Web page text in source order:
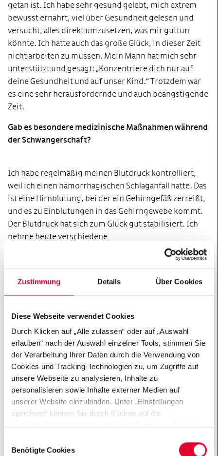
Zustimmung Details Über Cookies
Diese Webseite verwendet Cookies
Durch Klicken auf „Alle zulassen“ oder auf „Auswahl
erlauben“ nach der Auswahl einzelner Tools, stimmen Sie
der Verarbeitung Ihrer Daten durch die Verwendung von
Cookies und Tracking-Technologien zu, um Zugriffe auf
unsere Webseite zu analysieren, Inhalte zu
personalisieren sowie Inhalte externer Medien auf
unserer Website einzubinden. Unter „Einstellungen
speichern“ können Sie durch Klicken auf die
untersagen oder keine Einwilligung erteilen. Sie können
Benötigte Cookies
getan ist. Ich habe sehr gesund gelebt, mich extrem
bewusst ernährt, viel über Gesundheit gelesen und
versucht, alles direkt umzusetzen, was mir guttun
könnte. Ich hatte auch das große Glück, in dieser Zeit
nicht arbeiten zu müssen. Mein Mann hat mich sehr
unterstützt und gesagt: „Konzentriere dich nur auf
deine Gesundheit und auf unser Kind.“ Trotzdem war
es eine sehr herausfordernde und auch beängstigende
Zeit.
Gab es besondere medizinische Maßnahmen während
der Schwangerschaft?
Ich habe regelmäßig meinen Blutdruck kontrolliert,
weil ich einen hämorrhagischen Schlaganfall hatte. Das
ist eine Hirnblutung, bei der ein Gehirngefäß zerreißt,
und es zu Einblutungen in das Gehirngewebe kommt.
Der Blutdruck hat sich zum Glück gut stabilisiert. Ich
nehme heute verschiedene
Nahrungsergänzungsmittel, die ich nicht im Einzelnen
aufzählen kann, aber ansonsten keine Medikamente.
Wie haben Sie die Geburt erlebt und warum wurde es
ein Kaiserschnitt?
Ursprünglich wollte ich auf natürlichem Weg gebären.
Aber weil ich dabei hätte pressen müssen, bestand die
Sorge, dass ein Gefäß im Gehirn reißen oder platzen
könnte und dadurch ein zweiter Schlaganfall ausgelöst
mitStroke Unit, also mit einer Schlaganfall-